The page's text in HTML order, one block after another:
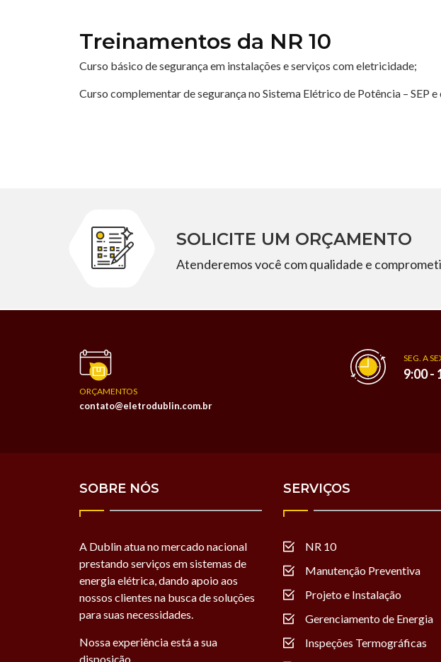
Treinamentos da NR 10
Curso básico de segurança em instalações e serviços com eletricidade;
Curso complementar de segurança no Sistema Elétrico de Potência – SEP
SOLICITE UM ORÇAMENTO
Atenderemos você com qualidade e
ORÇAMENTOS
contato@eletrodublin.com.br
SEG. A
9:00 -
SOBRE NÓS
A Dublin atua no mercado nacional
prestando serviços em sistemas de
energia elétrica, dando apoio aos
nossos clientes na busca de soluções
para suas necessidades.
Nossa experiência está a sua
disposição.
SERVIÇOS
NR 10
Manutenção Preventiva
Projeto e Instalação
Gerenciamento de Energia
Inspeções Termográficas